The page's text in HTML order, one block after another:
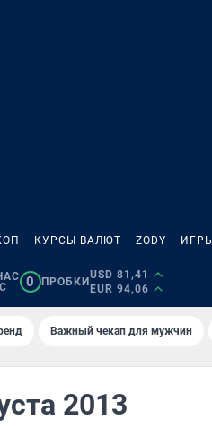
КУРСЫ ВАЛЮТ ZODY ИГРЫ
0 ПРОБКИ
USD 81,41
EUR 94,06
Важный чекап для мужчин
2013